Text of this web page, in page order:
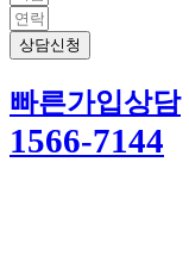
상담신청
빠른가입상담
1566-7144